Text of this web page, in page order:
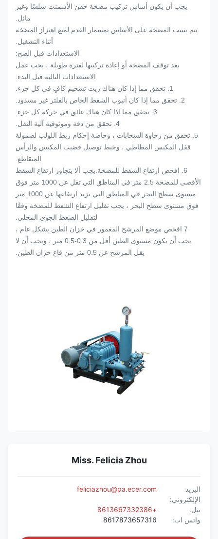
يجب أن يكون أساس تركيب مضخة حقن الأسمنت سلسًا وغير
يتم تثبيت المضخة على الأساس بمسمار القدم لمنع اهتزاز المضخة
أثناء التشغيل.
الاستعدادات قبل الضخ:
بعد توقف المضخة أو إعادة تركيبها لفترة طويلة ، يجب عمل
الاستعدادات التالية قبل البدء.
5. تحقق من رخاوة السحابات ، وخاصة إحكام ربط اللولب لصمولة
قفل المكبس المطاطي ، وخيط توصيل قضيب المكبس والرأس
المتقاطع.
6. افحص ارتفاع الشفط للمضخة.يجب ألا يتجاوز ارتفاع الشفط
الأقصى للمضخة 2.5 متر في المناطق التي تقل عن 1000 متر فوق
مستوى سطح البحر.في المناطق التي يزيد ارتفاعها عن 1000 متر
فوق مستوى سطح البحر ، يجب تقليل ارتفاع الشفط للمضخة وفقًا
لتقليل الضغط الجوي المحلي.
7 افحص موضع المرشح المغمور في خزان الطين.بشكل عام ،
يجب أن يكون مستوى الطين أقل من 0.3-0.5 متر ، ويجب أن لا
يقل المرشح عن 0.5 متر من قاع خزان الطين.
Miss. Felicia Zhou
الإلكتروني:
feliciazhou@pa.ecer.com
واتس اب:
8617873657316